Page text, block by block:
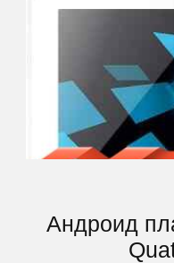
Андроид
ПЛАНШЕТЫ
3Q
4Good